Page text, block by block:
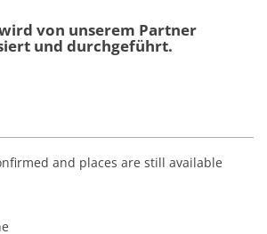
von unserem Partner
und durchgeführt.
and places are still available